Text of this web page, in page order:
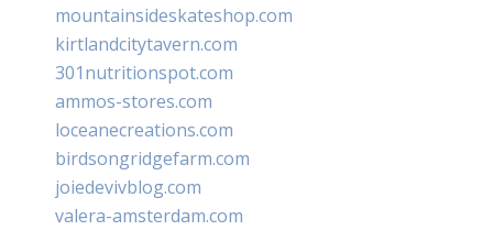
mountainsideskateshop.com
kirtlandcitytavern.com
301nutritionspot.com
ammos-stores.com
loceanecreations.com
birdsongridgefarm.com
joiedevivblog.com
valera-amsterdam.com